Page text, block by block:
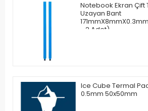
Notebook Ekran Çift
Uzayan Bant
171mmX8mmX0.3mm
- 2 Adet)
Ice Cube Termal
0.5mm 50x50mm